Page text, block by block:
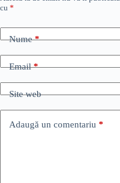
cu *
Nume*
Email*
Site web
Adaugă un comentariu *